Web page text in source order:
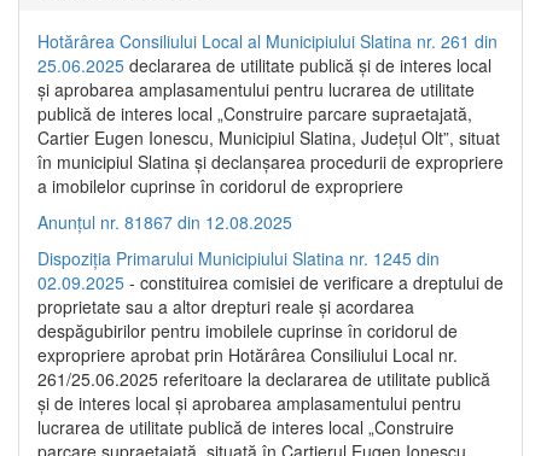
Hotărârea Consiliului Local al Municipiului Slatina nr. 261 din
25.06.2025 declararea de utilitate publică și de interes local
și aprobarea amplasamentului pentru lucrarea de utilitate
publică de interes local „Construire parcare supraetajată,
Cartier Eugen Ionescu, Municipiul Slatina, Județul Olt”, situat
în municipiul Slatina și declanșarea procedurii de expropriere
a imobilelor cuprinse în coridorul de expropriere
Anunțul nr. 81867 din 12.08.2025
Dispoziția Primarului Municipiului Slatina nr. 1245 din
02.09.2025 - constituirea comisiei de verificare a dreptului de
proprietate sau a altor drepturi reale și acordarea
despăgubirilor pentru imobilele cuprinse în coridorul de
expropriere aprobat prin Hotărârea Consiliului Local nr.
261/25.06.2025 referitoare la declararea de utilitate publică
și de interes local și aprobarea amplasamentului pentru
lucrarea de utilitate publică de interes local „Construire
parcare supraetajată, situată în Cartierul Eugen Ionescu,